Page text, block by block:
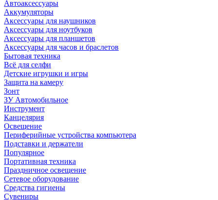
Автоаксессуары
Аккумуляторы
Аксессуары для наушников
Аксессуары для ноутбуков
Аксессуары для планшетов
Аксессуары для часов и браслетов
Бытовая техника
Всё для селфи
Детские игрушки и игры
Защита на камеру
Зонт
ЗУ Автомобильное
Инструмент
Канцелярия
Освещение
Периферийные устройства компьютера
Подставки и держатели
Популярное
Портативная техника
Праздничное освещение
Сетевое оборудование
Средства гигиены
Сувениры